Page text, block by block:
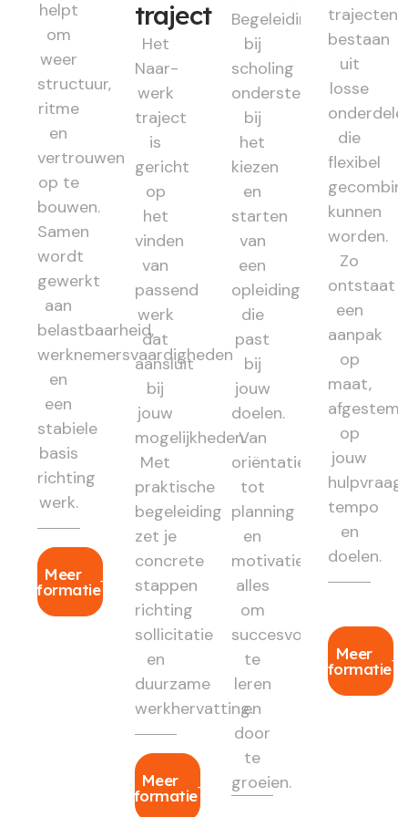
helpt
om
weer
structuur,
ritme
en
vertrouwen
op te
bouwen.
Samen
wordt
gewerkt
aan
belastbaarheid,
werknemersvaardigheden
en
een
stabiele
basis
richting
werk.
Meer
informatie
traject
Het
Naar-
werk
traject
is
gericht
op
het
vinden
van
passend
werk
dat
aansluit
bij
jouw
mogelijkheden.
Met
praktische
begeleiding
zet je
concrete
stappen
richting
sollicitatie
en
duurzame
werkhervatting.
Meer
informatie
Begeleiding
bij
scholing
ondersteunt
bij
het
kiezen
en
starten
van
een
opleiding
die
past
bij
jouw
doelen.
Van
oriëntatie
tot
planning
en
motivatie:
alles
om
succesvol
te
leren
en
door
te
groeien.
trajecten
bestaan
uit
losse
die
flexibel
kunnen
worden.
Zo
ontstaat
een
aanpak
op
maat,
op
jouw
hulpvraag,
tempo
en
doelen.
Meer
informatie